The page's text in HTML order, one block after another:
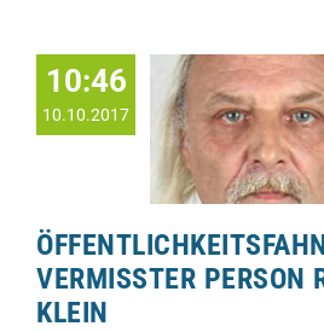
10:46
10.10.2017
VERMISSTER PERSON
KLEIN